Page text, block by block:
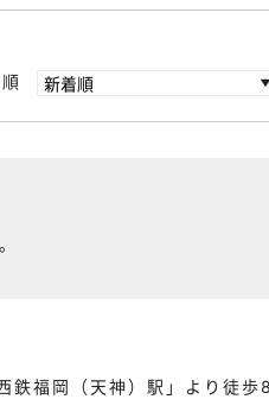
鉄福岡（天神）駅」より徒